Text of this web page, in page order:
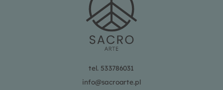
tel. 533786031
info@sacroarte.pl